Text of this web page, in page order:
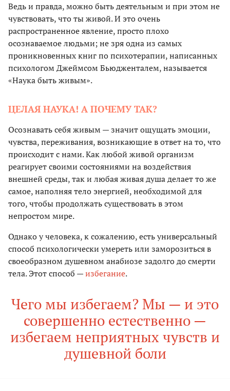
Ведь и правда, можно быть деятельным и при этом не
чувствовать, что ты живой. И это очень
распространенное явление, просто плохо
осознаваемое людьми; не зря одна из самых
проникновенных книг по психотерапии, написанных
психологом Джеймсом Бьюдженталем, называется
«Наука быть живым».
ЦЕЛАЯ НАУКА! А ПОЧЕМУ ТАК?
Осознавать себя живым — значит ощущать эмоции,
чувства, переживания, возникающие в ответ на то, что
происходит с нами. Как любой живой организм
реагирует своими состояниями на воздействия
внешней среды, так и любая живая душа делает то же
самое, наполняя тело энергией, необходимой для
того, чтобы продолжать существовать в этом
непростом мире.
Однако у человека, к сожалению, есть универсальный
способ психологически умереть или заморозиться в
своеобразном душевном анабиозе задолго до смерти
тела. Этот способ —избегание.
Чего мы избегаем? Мы — и это
совершенно естественно —
избегаем неприятных чувств и
душевной боли